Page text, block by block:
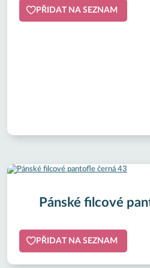
PŘIDAT NA SEZNAM
Pánské filcové
PŘIDAT NA SEZNAM